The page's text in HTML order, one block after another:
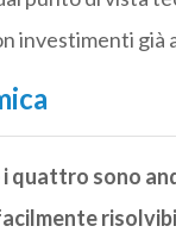
investimenti già
quattro sono